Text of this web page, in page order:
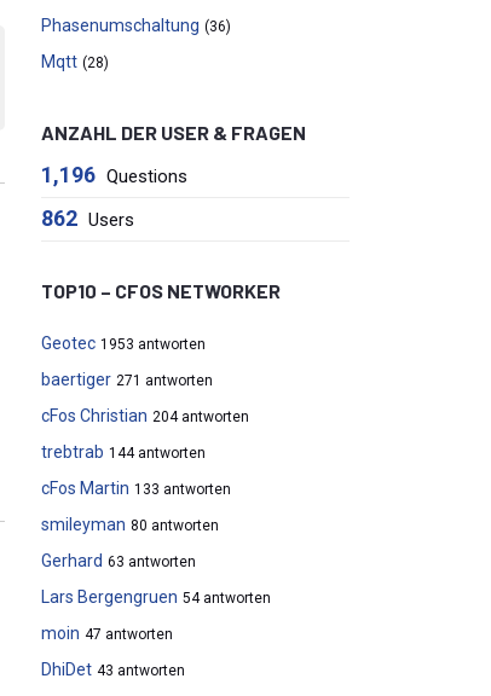
Phasenumschaltung (36)
Mqtt (28)
ANZAHL DER USER & FRAGEN
1,196 Questions
862 Users
TOP10 – CFOS NETWORKER
Geotec 1953 antworten
baertiger 271 antworten
cFos Christian 204 antworten
trebtrab 144 antworten
cFos Martin 133 antworten
smileyman 80 antworten
Gerhard 63 antworten
Lars Bergengruen 54 antworten
moin 47 antworten
DhiDet 43 antworten